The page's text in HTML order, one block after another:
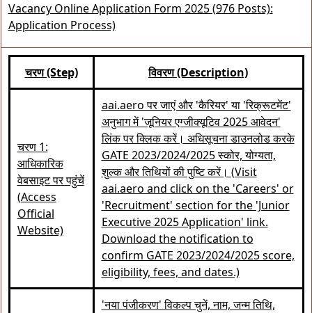
Vacancy Online Application Form 2025 (976 Posts):
Application Process)
चरण (Step) विवरण (Description)
चरण 1:
आधिकारिक
वेबसाइट पर पहुंचें
(Access
Official
Website)
aai.aero पर जाएं और 'कैरियर' या 'रिक्रूटमेंट'
अनुभाग में 'जूनियर एग्जीक्यूटिव 2025 आवेदन'
लिंक पर क्लिक करें। अधिसूचना डाउनलोड करके
GATE 2023/2024/2025 स्कोर, योग्यता,
शुल्क और तिथियों की पुष्टि करें। (Visit
aai.aero and click on the 'Careers' or
'Recruitment' section for the 'Junior
Executive 2025 Application' link.
Download the notification to
confirm GATE 2023/2024/2025 score,
eligibility, fees, and dates.)
'नया पंजीकरण' विकल्प चुनें, नाम, जन्म तिथि,